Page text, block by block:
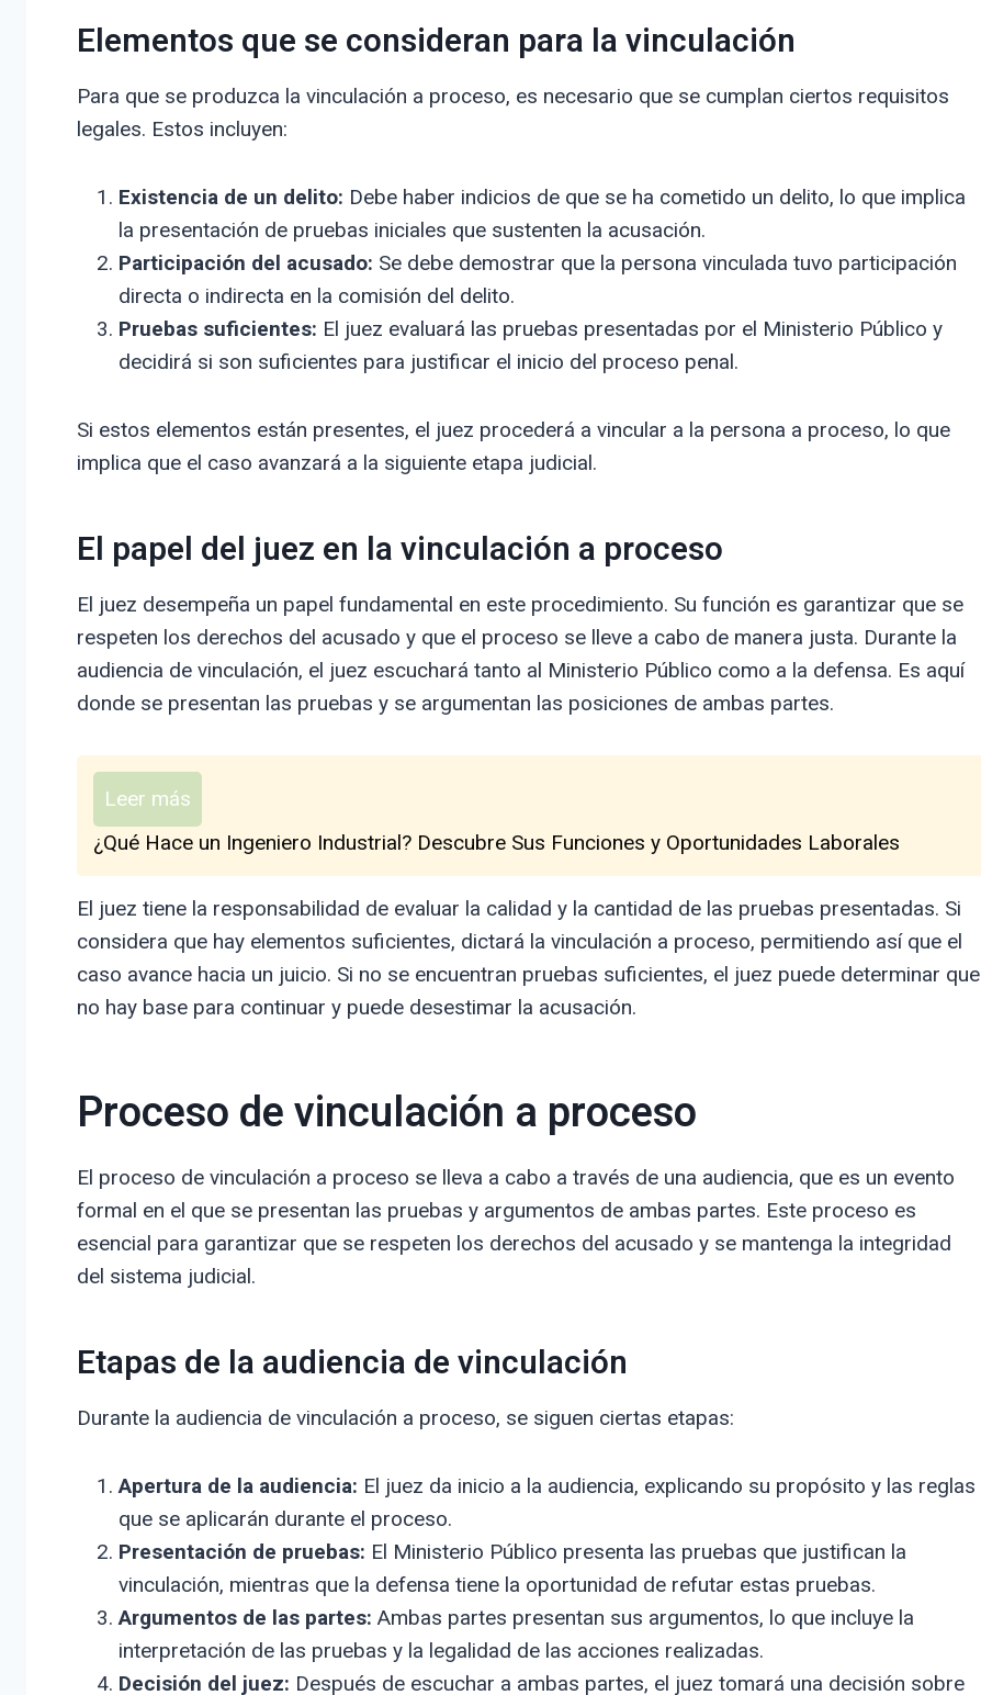
Elementos que se consideran para la vinculación
Para que se produzca la vinculación a proceso, es necesario que se cumplan ciertos requisitos
legales. Estos incluyen:
Existencia de un delito: Debe haber indicios de que se ha cometido un delito, lo que implica
la presentación de pruebas iniciales que sustenten la acusación.
Participación del acusado: Se debe demostrar que la persona vinculada tuvo participación
directa o indirecta en la comisión del delito.
Pruebas suficientes: El juez evaluará las pruebas presentadas por el Ministerio Público y
decidirá si son suficientes para justificar el inicio del proceso penal.
Si estos elementos están presentes, el juez procederá a vincular a la persona a proceso, lo que
implica que el caso avanzará a la siguiente etapa judicial.
El papel del juez en la vinculación a proceso
El juez desempeña un papel fundamental en este procedimiento. Su función es garantizar que se
respeten los derechos del acusado y que el proceso se lleve a cabo de manera justa. Durante la
audiencia de vinculación, el juez escuchará tanto al Ministerio Público como a la defensa. Es aquí
donde se presentan las pruebas y se argumentan las posiciones de ambas partes.
Leer más
¿Qué Hace un Ingeniero Industrial? Descubre Sus Funciones y Oportunidades Laborales
El juez tiene la responsabilidad de evaluar la calidad y la cantidad de las pruebas presentadas. Si
considera que hay elementos suficientes, dictará la vinculación a proceso, permitiendo así que el
caso avance hacia un juicio. Si no se encuentran pruebas suficientes, el juez puede determinar que
no hay base para continuar y puede desestimar la acusación.
Proceso de vinculación a proceso
El proceso de vinculación a proceso se lleva a cabo a través de una audiencia, que es un evento
formal en el que se presentan las pruebas y argumentos de ambas partes. Este proceso es
esencial para garantizar que se respeten los derechos del acusado y se mantenga la integridad
del sistema judicial.
Etapas de la audiencia de vinculación
Durante la audiencia de vinculación a proceso, se siguen ciertas etapas:
Apertura de la audiencia: El juez da inicio a la audiencia, explicando su propósito y las reglas
que se aplicarán durante el proceso.
Presentación de pruebas: El Ministerio Público presenta las pruebas que justifican la
vinculación, mientras que la defensa tiene la oportunidad de refutar estas pruebas.
Argumentos de las partes: Ambas partes presentan sus argumentos, lo que incluye la
interpretación de las pruebas y la legalidad de las acciones realizadas.
Decisión del juez: Después de escuchar a ambas partes, el juez tomará una decisión sobre